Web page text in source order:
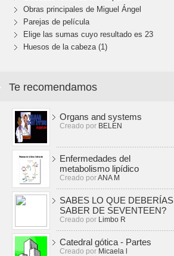
Obras principales de Miguel Ángel
Parejas de película
Elige las sumas cuyo resultado es 23
Huesos de la cabeza (1)
Te recomendamos
Organs and systems
Creado por BELEN
Enfermedades del
metabolismo lipídico
Creado porANA M
SABES LO QUE DEBERÍAS
SABER DE SEVENTEEN?
Creado por Limbo R
Catedral gótica - Partes
Creado por Micaela l